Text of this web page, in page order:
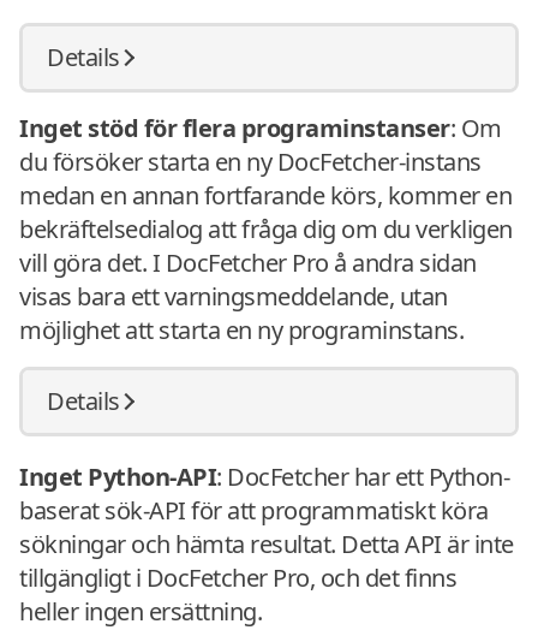
Details
Inget stöd för flera programinstanser: Om
du försöker starta en ny DocFetcher-instans
medan en annan fortfarande körs, kommer en
bekräftelsedialog att fråga dig om du verkligen
vill göra det. I DocFetcher Pro å andra sidan
visas bara ett varningsmeddelande, utan
möjlighet att starta en ny programinstans.
Details
Inget Python-API: DocFetcher har ett Python-
baserat sök-API för att programmatiskt köra
sökningar och hämta resultat. Detta API är inte
tillgängligt i DocFetcher Pro, och det finns
heller ingen ersättning.